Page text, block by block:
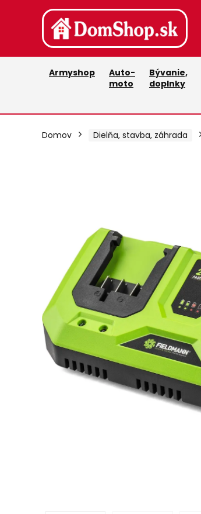
Armyshop
Auto-
moto
Bývanie,
doplnky
Domov Dielňa, stavba, záhrada